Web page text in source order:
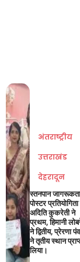
अंतराष्ट्रीय
उत्तराखंड
देहरादून
स्तनपान जागरूकता
पोस्टर
अदिति कुकरेती ने
प्रथम, हिमानी
ने द्वितीय, प्रेरणा
ने तृतीय स्थान
लिया।